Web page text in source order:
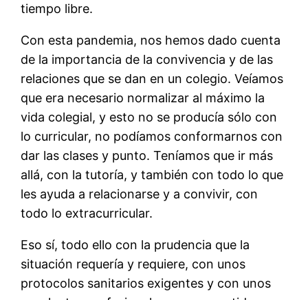
tiempo libre.
Con esta pandemia, nos hemos dado cuenta
de la importancia de la convivencia y de las
relaciones que se dan en un colegio. Veíamos
que era necesario normalizar al máximo la
vida colegial, y esto no se producía sólo con
lo curricular, no podíamos conformarnos con
dar las clases y punto. Teníamos que ir más
allá, con la tutoría, y también con todo lo que
les ayuda a relacionarse y a convivir, con
todo lo extracurricular.
Eso sí, todo ello con la prudencia que la
situación requería y requiere, con unos
protocolos sanitarios exigentes y con unos